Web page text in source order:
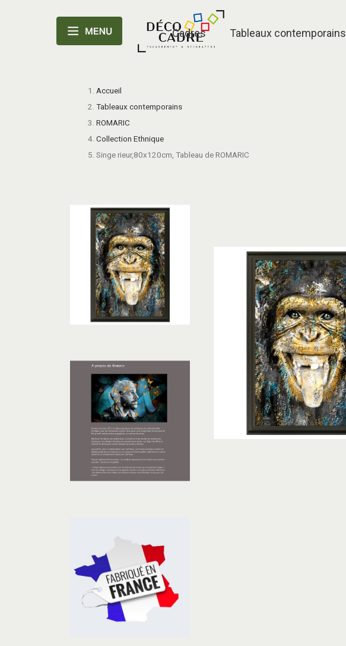
Cadres Tableaux contemporains
Accueil
Tableaux contemporains
ROMARIC
Collection Ethnique
Singe rieur,80x120cm, Tableau de ROMARIC